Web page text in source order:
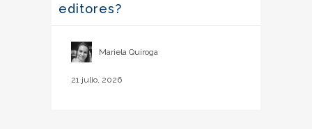
editores?
Mariela Quiroga
21 julio, 2026